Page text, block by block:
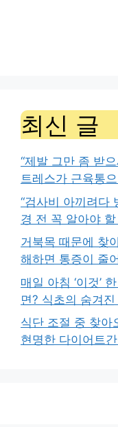
최신 글
“제발 그만 좀 받
트레스가 근육통
“검사비 아끼려다
경 전 꼭 알아야
거북목 때문에 찾
해하면 통증이 줄
매일 아침 ‘이것’
면? 식초의 숨겨진
식단 조절 중 찾아
현명한 다이어트